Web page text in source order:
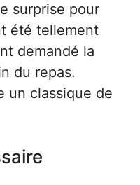
surprise pour
été tellement
demandé la
du repas.
un classique de